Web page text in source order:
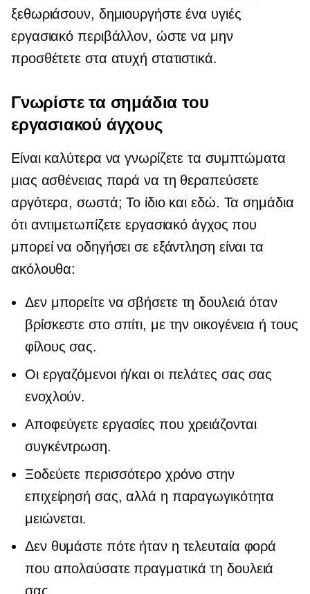
ξεθωριάσουν, δημιουργήστε ένα υγιές
εργασιακό περιβάλλον, ώστε να μην
προσθέτετε στα ατυχή στατιστικά.
Γνωρίστε τα σημάδια του
εργασιακού άγχους
Είναι καλύτερα να γνωρίζετε τα συμπτώματα
μιας ασθένειας παρά να τη θεραπεύσετε
αργότερα, σωστά; Το ίδιο και εδώ. Τα σημάδια
ότι αντιμετωπίζετε εργασιακό άγχος που
μπορεί να οδηγήσει σε εξάντληση είναι τα
ακόλουθα:
Δεν μπορείτε να σβήσετε τη δουλειά όταν
βρίσκεστε στο σπίτι, με την οικογένεια ή τους
φίλους σας.
Οι εργαζόμενοι ή/και οι πελάτες σας σας
ενοχλούν.
Αποφεύγετε εργασίες που χρειάζονται
συγκέντρωση.
Ξοδεύετε περισσότερο χρόνο στην
επιχείρησή σας, αλλά η παραγωγικότητα
μειώνεται.
Δεν θυμάστε πότε ήταν η τελευταία φορά
που απολαύσατε πραγματικά τη δουλειά
σας.